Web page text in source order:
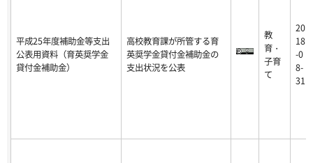
平成25年度補助金等支出
公表用資料（育英奨学金
貸付金補助金）
高校教育課が所管する育
英奨学金貸付金補助金の
支出状況を公表
教
育・
子育
て
20
18
-0
8-
31